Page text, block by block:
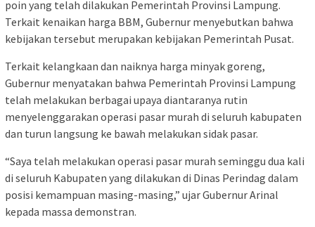
poin yang telah dilakukan Pemerintah Provinsi Lampung.
Terkait kenaikan harga BBM, Gubernur menyebutkan bahwa
kebijakan tersebut merupakan kebijakan Pemerintah Pusat.
Terkait kelangkaan dan naiknya harga minyak goreng,
Gubernur menyatakan bahwa Pemerintah Provinsi Lampung
telah melakukan berbagai upaya diantaranya rutin
menyelenggarakan operasi pasar murah di seluruh kabupaten
dan turun langsung ke bawah melakukan sidak pasar.
“Saya telah melakukan operasi pasar murah seminggu dua kali
di seluruh Kabupaten yang dilakukan di Dinas Perindag dalam
posisi kemampuan masing-masing,” ujar Gubernur Arinal
kepada massa demonstran.